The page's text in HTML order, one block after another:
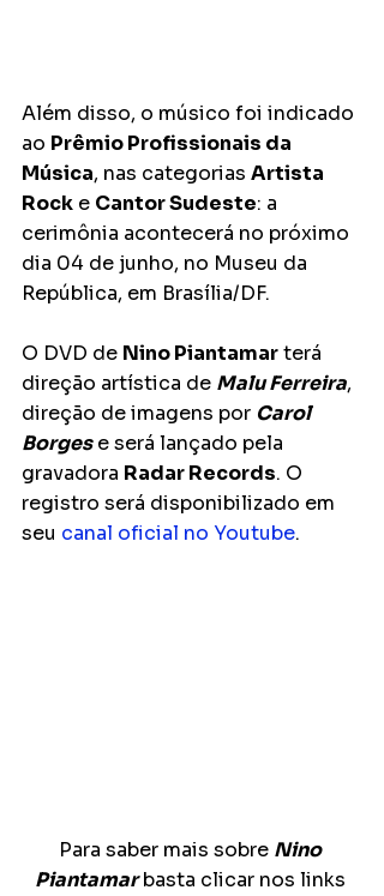
Além disso, o músico foi indicado
ao Prêmio Profissionais da
Música, nas categorias Artista
Rock e Cantor Sudeste: a
cerimônia acontecerá no próximo
dia 04 de junho, no Museu da
República, em Brasília/DF.
O DVD de Nino Piantamar terá
direção artística de Malu Ferreira,
direção de imagens por Carol
Borges e será lançado pela
gravadora Radar Records. O
registro será disponibilizado em
seu canal oficial no Youtube.
Para saber mais sobre Nino
Piantamar basta clicar nos links